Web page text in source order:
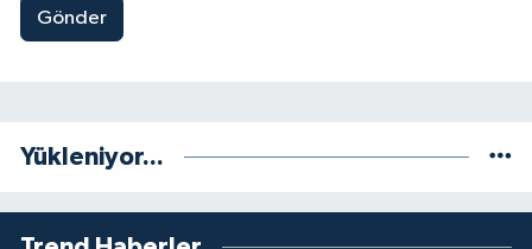
Gönder
Yükleniyor...